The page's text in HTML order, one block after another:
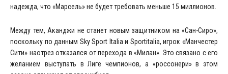
надежда, что «Марсель» не будет требовать меньше 15 миллионов.
Между тем, Аканджи не станет новым защитником на «Сан-Сиро»,
поскольку по данным Sky Sport Italia и Sportitalia, игрок «Манчестер
Сити» наотрез отказался от перехода в «Милан». Это связано с его
желанием выступать в Лиге чемпионов, а «россонери» в этом